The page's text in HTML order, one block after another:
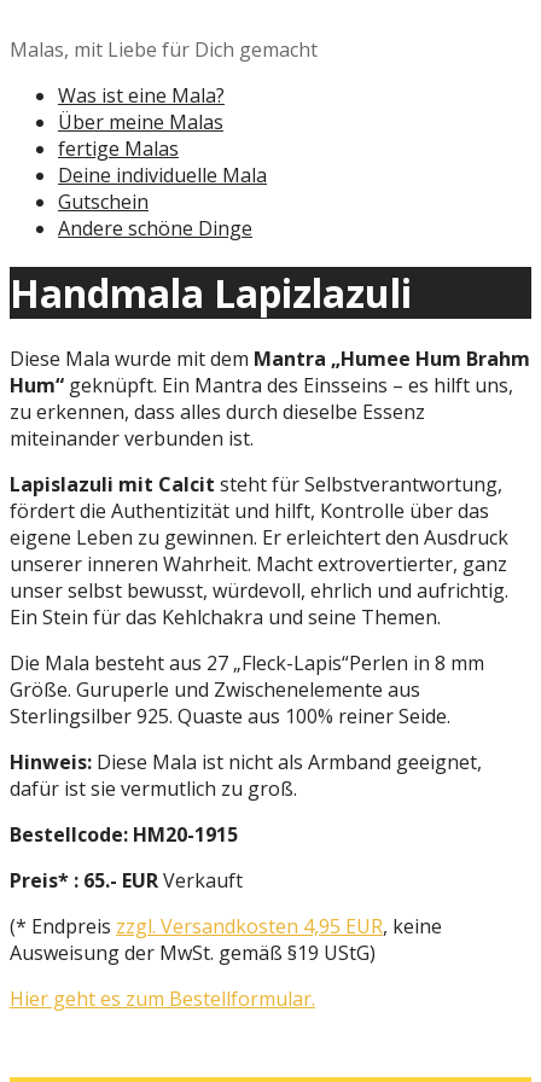
Inhalt
Malas, mit Liebe für Dich gemacht
Was ist eine Mala?
Über meine Malas
fertige Malas
Deine individuelle Mala
Gutschein
Andere schöne Dinge
Handmala Lapizlazuli
Diese Mala wurde mit dem Mantra „Humee Hum Brahm
Hum“ geknüpft. Ein Mantra des Einsseins – es hilft uns,
zu erkennen, dass alles durch dieselbe Essenz
miteinander verbunden ist.
Lapislazuli mit Calcit steht für Selbstverantwortung,
fördert die Authentizität und hilft, Kontrolle über das
eigene Leben zu gewinnen. Er erleichtert den Ausdruck
unserer inneren Wahrheit. Macht extrovertierter, ganz
unser selbst bewusst, würdevoll, ehrlich und aufrichtig.
Ein Stein für das Kehlchakra und seine Themen.
Die Mala besteht aus 27 „Fleck-Lapis“Perlen in 8 mm
Größe. Guruperle und Zwischenelemente aus
Sterlingsilber 925. Quaste aus 100% reiner Seide.
Hinweis: Diese Mala ist nicht als Armband geeignet,
dafür ist sie vermutlich zu groß.
Bestellcode: HM20-1915
Preis* : 65.- EURVerkauft
(* Endpreis zzgl. Versandkosten 4,95 EUR, keine
Ausweisung der MwSt. gemäß §19 UStG)
Hier geht es zum Bestellformular.